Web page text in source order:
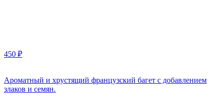
450 ₽
Ароматный и хрустящий французский багет с добавлением
злаков и семян.